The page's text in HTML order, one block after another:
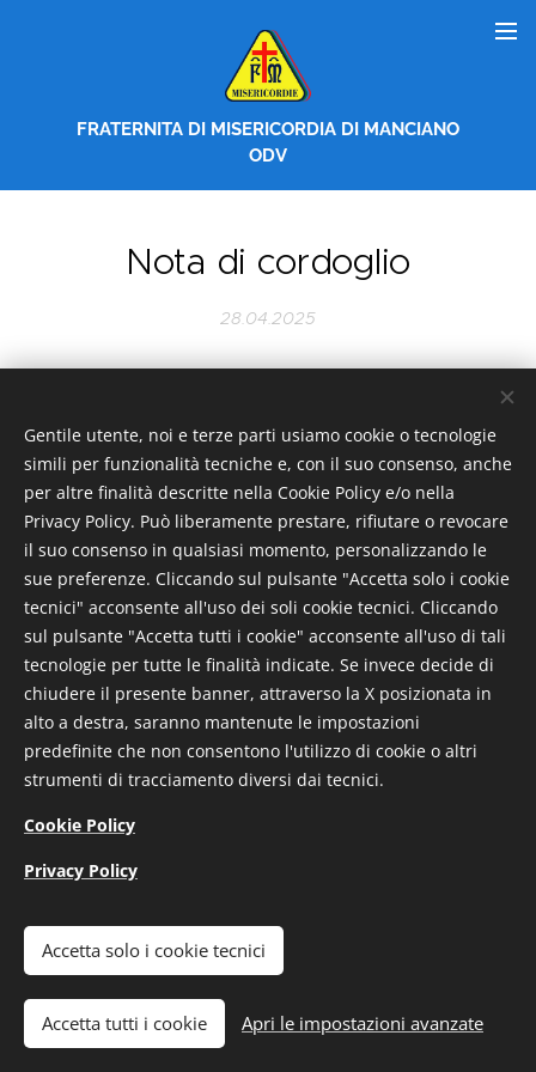
FRATERNITA DI MISERICORDIA DI MANCIANO
ODV
Nota di cordoglio
28.04.2025
Con grande tristezza abbiamo appreso della scomparsa
del caro Loriano Lombrichi, marito della nostra volontaria
Valeria Bruni. In questo momento così difficile, vogliamo
esprimere da parte di tutti i volontari, dipendenti e del
famiglia.
© 2026 Fraternita di Misericordia di Manciano ODV | Tutti i diritti
Privacy Policy|Cookie Policy|Note Legali Cookies
Gentile utente, noi e terze parti usiamo cookie o tecnologie
simili per funzionalità tecniche e, con il suo consenso, anche
per altre finalità descritte nella Cookie Policy e/o nella
Privacy Policy. Può liberamente prestare, rifiutare o revocare
il suo consenso in qualsiasi momento, personalizzando le
sue preferenze. Cliccando sul pulsante "Accetta solo i cookie
tecnici" acconsente all'uso dei soli cookie tecnici. Cliccando
sul pulsante "Accetta tutti i cookie" acconsente all'uso di tali
tecnologie per tutte le finalità indicate. Se invece decide di
chiudere il presente banner, attraverso la X posizionata in
alto a destra, saranno mantenute le impostazioni
predefinite che non consentono l'utilizzo di cookie o altri
strumenti di tracciamento diversi dai tecnici.
Cookie Policy
Privacy Policy
Accetta solo i cookie tecnici
Accetta tutti i cookie Apri le impostazioni avanzate